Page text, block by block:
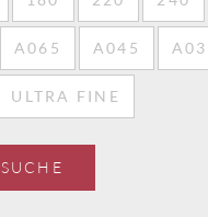
A065 A045
ULTRA FINE